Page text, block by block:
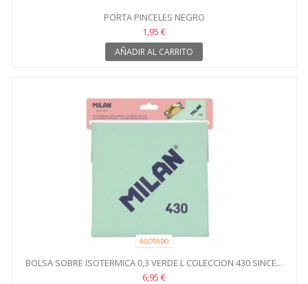
PORTA PINCELES NEGRO
1,95 €
AÑADIR AL CARRITO
AGOTADO
BOLSA SOBRE ISOTERMICA 0,3 VERDE L COLECCION 430 SINCE...
6,95 €